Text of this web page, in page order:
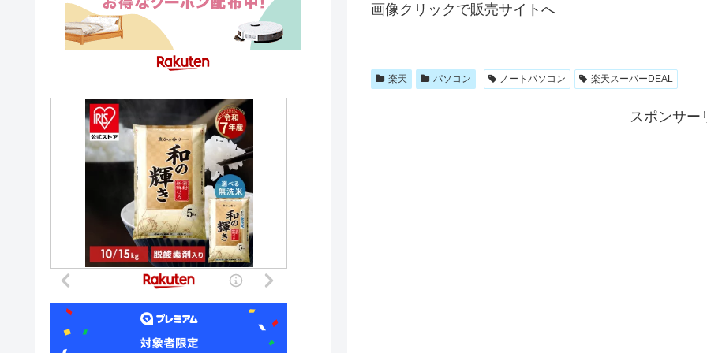
画像クリックで販売サイトへ
楽天 パソコン ノートパソコン 楽天スーパーDEAL
スポンサー